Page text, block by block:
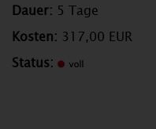
Dauer: 5 Tage
Kosten: 317,00 EUR
Status: